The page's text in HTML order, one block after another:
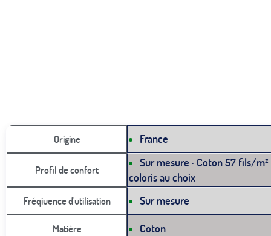
Origine France
Profil de confort
Sur mesure · Coton 57 fils/m²
coloris au choix
Fréqiuence d'utilisation Sur mesure
Matière Coton